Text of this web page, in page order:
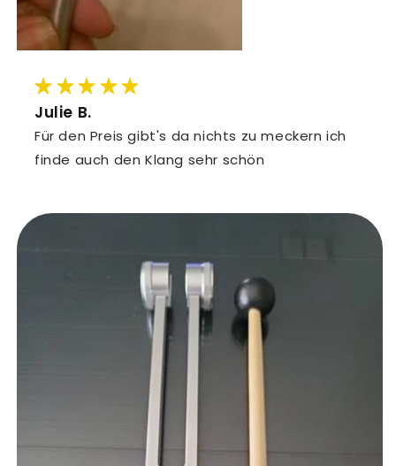
Julie B.
Für den Preis gibt's da nichts zu meckern ich
finde auch den Klang sehr schön